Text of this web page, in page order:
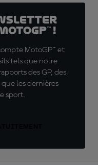
!
MotoGP™ et
tels que notre
des GP, des
les dernières
sport.